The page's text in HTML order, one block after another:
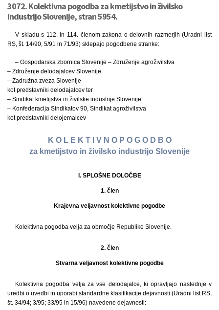
3072. Kolektivna pogodba za kmetijstvo in živilsko
industrijo Slovenije, stran 5954.
V skladu s 112. in 114. členom zakona o delovnih razmerjih (Uradni list
RS, št. 14/90, 5/91 in 71/93) sklepajo pogodbene stranke:
– Gospodarska zbornica Slovenije – Združenje agroživilstva
– Združenje delodajalcev Slovenije
– Zadružna zveza Slovenije
kot predstavniki delodajalcev ter
– Sindikat kmetijstva in živilske industrije Slovenije
– Konfederacija Sindikatov 90, Sindikat agroživilstva
kot predstavniki delojemalcev
K O L E K T I V N O P O G O D B O
za kmetijstvo in živilsko industrijo Slovenije
I. SPLOŠNE DOLOČBE
1. člen
Krajevna veljavnost kolektivne pogodbe
Kolektivna pogodba velja za območje Republike Slovenije.
2. člen
Stvarna veljavnost kolektivne pogodbe
Kolektivna pogodba velja za vse delodajalce, ki opravljajo naslednje v
uredbi o uvedbi in uporabi standardne klasifikacije dejavnosti (Uradni list RS,
št. 34/94; 3/95; 33/95 in 15/96) navedene dejavnosti: